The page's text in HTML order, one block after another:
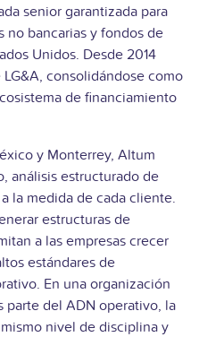
senior garantizada para
no bancarias y fondos de
Unidos. Desde 2014
consolidándose como
de financiamiento
y Monterrey, Altum
análisis estructurado de
la medida de cada cliente.
estructuras de
a las empresas crecer
estándares de
En una organización
parte del ADN operativo, la
nivel de disciplina y